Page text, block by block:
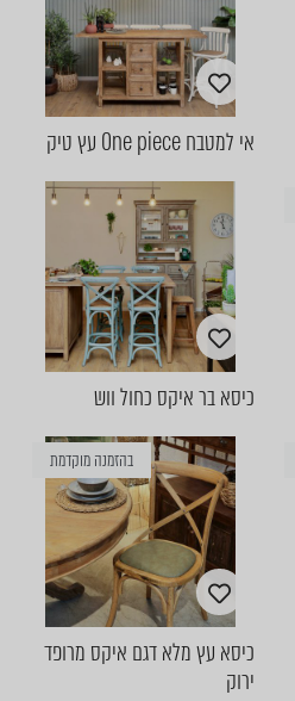
אי למטבח One piece עץ טיק
כיסא בר איקס כחול ווש
בהזמנה מוקדמת
כיסא עץ מלא דגם איקס מרופד
ירוק